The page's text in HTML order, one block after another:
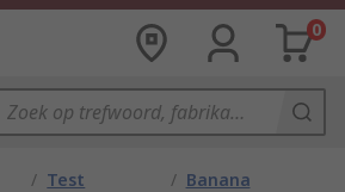
0
/ Test
/ Banana